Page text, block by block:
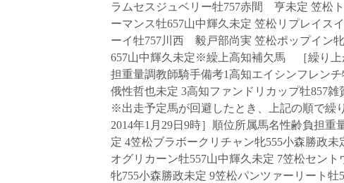
ラムセスジュベリー牡757赤間 亨未定 笠松
ーマンス牡657山中輝久未定 笠松リプレイス
ーイ牡757川西 毅戸部尚実 笠松ポップイン
657山中輝久未定※繰上高知補欠馬 ［繰り上
担重量調教師騎手備考1高知エイシンフレン
俄性哲也未定 3高知ファンドリカップ牡857
※出走予定馬が回避したとき、上記の順で
2014年1月29日9時］順位所属馬名性齢負担
定 4笠松ブラボークリチャン牝555小森勝政
オグリカーン牡557山中輝久未定 7笠松セン
牝755小森勝政未定 9笠松パンツァーリート